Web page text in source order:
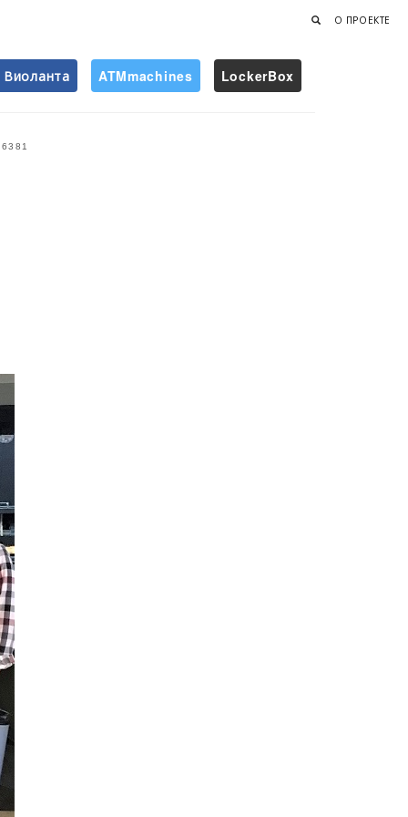
О ПРОЕКТЕ
Виоланта ATMmachines LockerBox
6381